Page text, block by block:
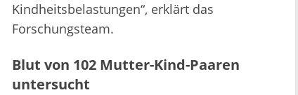
Kindheitsbelastungen“, erklärt das
Forschungsteam.
Blut von 102 Mutter-Kind-Paaren
untersucht